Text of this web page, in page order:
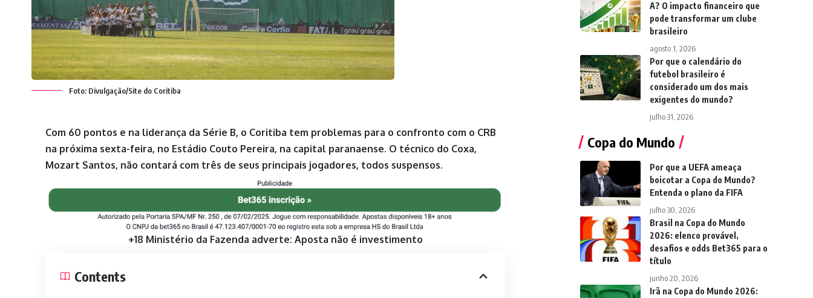
Foto: Divulgação/Site do Coritiba
Com 60 pontos e na liderança da Série B, o Coritiba tem problemas para o confronto com o CRB
na próxima sexta-feira, no Estádio Couto Pereira, na capital paranaense. O técnico do Coxa,
Mozart Santos, não contará com três de seus principais jogadores, todos suspensos.
+18 Ministério da Fazenda adverte: Aposta não é investimento
Contents
A? O impacto financeiro que
pode transformar um clube
brasileiro
agosto 1, 2026
Por que o calendário do
futebol brasileiro é
considerado um dos mais
exigentes do mundo?
julho 31, 2026
Copa do Mundo
Por que a UEFA ameaça
boicotar a Copa do Mundo?
Entenda o plano da FIFA
julho 30, 2026
Brasil na Copa do Mundo
2026: elenco provável,
desafios e odds Bet365 para o
título
junho 20, 2026
Irã na Copa do Mundo 2026: